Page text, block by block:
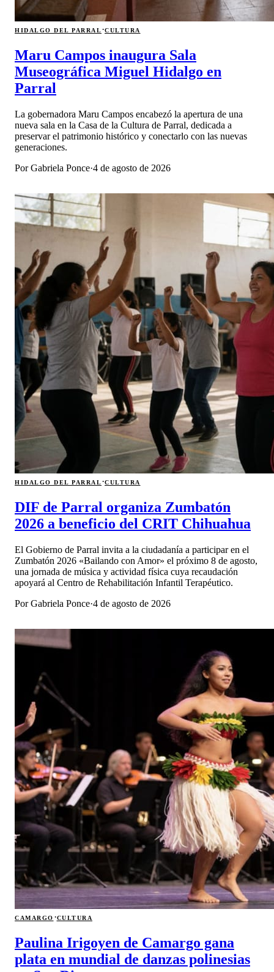
HIDALGO DEL PARRAL·CULTURA
Maru Campos inaugura Sala
Museográfica Miguel Hidalgo en
Parral
La gobernadora Maru Campos encabezó la apertura de una
nueva sala en la Casa de la Cultura de Parral, dedicada a
preservar el patrimonio histórico y conectarlo con las nuevas
generaciones.
PorGabriela Ponce·4 de agosto de 2026
HIDALGO DEL PARRAL·CULTURA
DIF de Parral organiza Zumbatón
2026 a beneficio del CRIT Chihuahua
El Gobierno de Parral invita a la ciudadanía a participar en el
Zumbatón 2026 «Bailando con Amor» el próximo 8 de agosto,
una jornada de música y actividad física cuya recaudación
apoyará al Centro de Rehabilitación Infantil Terapéutico.
PorGabriela Ponce·4 de agosto de 2026
CAMARGO ·CULTURA
Paulina Irigoyen de Camargo gana
plata en mundial de danzas polinesias